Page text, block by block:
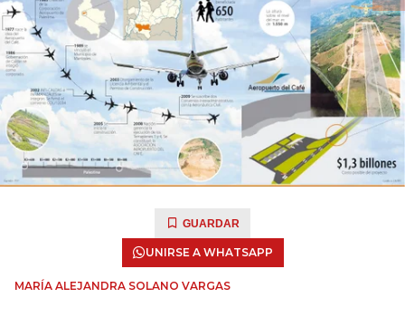
GUARDAR
UNIRSE A WHATSAPP
MARÍA ALEJANDRA SOLANO VARGAS